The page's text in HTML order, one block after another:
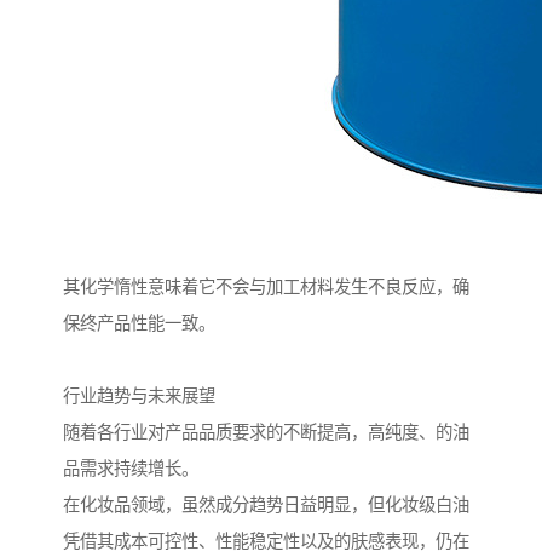
其化学惰性意味着它不会与加工材料发生不良反应，确
保终产品性能一致。
行业趋势与未来展望
随着各行业对产品品质要求的不断提高，高纯度、的油
品需求持续增长。
在化妆品领域，虽然成分趋势日益明显，但化妆级白油
凭借其成本可控性、性能稳定性以及的肤感表现，仍在